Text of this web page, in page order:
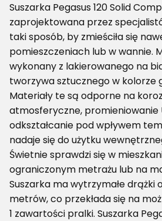
Suszarka Pegasus 120 Solid
zaprojektowana przez
taki sposób, by zmieściła się
pomieszczeniach lub w wannie.
wykonany z lakierowanego na
tworzywa sztucznego w kolorze
Materiały te są odporne na
atmosferyczne, promieniowanie
odkształcanie pod wpływem
nadaje się do użytku
Świetnie sprawdzi się w
ograniczonym metrażu lub na
Suszarka ma wytrzymałe drążki o
metrów, co przekłada się na
1 zawartości pralki. Suszarka